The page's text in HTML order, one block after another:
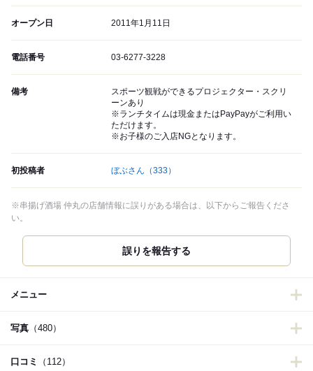
オープン日 2011年1月11日
電話番号 03-6277-3228
備考
スポーツ観戦ができるプロジェクター・スクリ
ーンあり
※ランチタイムは現金またはPayPayがご利用い
ただけます。
※お子様のご入店NGとなります。
初投稿者 ぼぶさん （333）
※串揚げ酒場 仲丸の店舗情報に誤りがある場合は、以下からご報告くださ
い。
誤りを報告する
メニュー
写真 （480）
口コミ （112）